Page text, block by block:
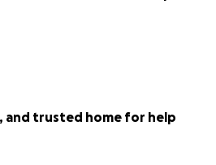
and trusted home for help